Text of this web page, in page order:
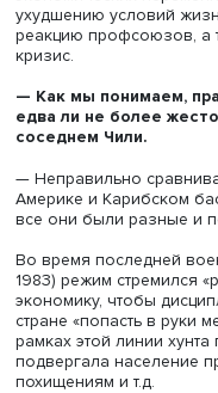
Это неудивительно,
Перон проходило в
негативную реакцию
политических и
сторону культа
которого она же и
Именно Мартинес де
военными, полицией
казней без суда
деятельности». Во
так называемое
экономических
ухудшению условий